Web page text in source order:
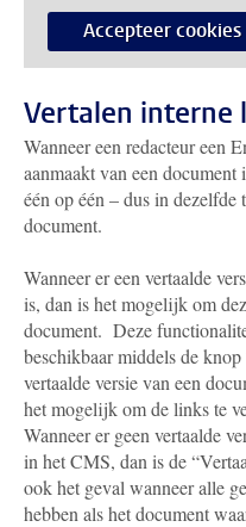
Accepteer cookies
Vertalen interne
Wanneer een redacteur een
aanmaakt van een
één op één – dus in dezelfde
document.
Wanneer er een vertaalde
is, dan is het mogelijk om
document. Deze
beschikbaar middels de
vertaalde versie van een
het mogelijk om de links te
Wanneer er geen vertaalde
in het CMS, dan is de
ook het geval wanneer alle
hebben als het document